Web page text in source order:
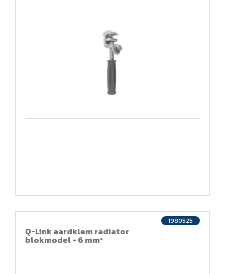
Q-Link aardklem radiator
blokmodel - 6 mm²
1980525